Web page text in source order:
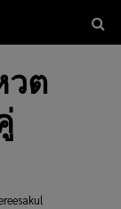
วต